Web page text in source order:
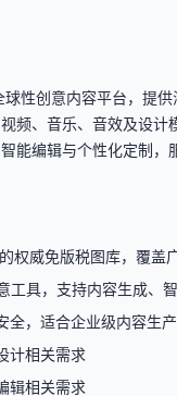
球性创意内容平台，提
频、音乐、音效及设计
能编辑与个性化定制，
权威免版税图库，覆盖
工具，支持内容生成、
全，适合企业级内容生产
计相关需求
辑相关需求